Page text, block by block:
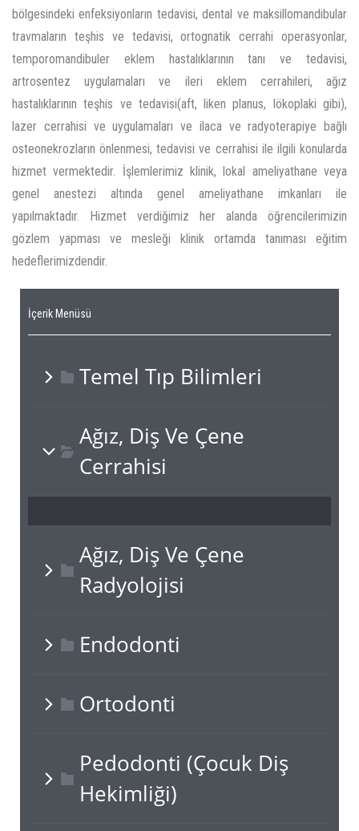
bölgesindeki enfeksiyonların tedavisi, dental ve maksillomandibular
travmaların teşhis ve tedavisi, ortognatik cerrahi operasyonlar,
temporomandibuler eklem hastalıklarının tanı ve tedavisi,
artrosentez uygulamaları ve ileri eklem cerrahileri, ağız
hastalıklarının teşhis ve tedavisi(aft, liken planus, lökoplaki gibi),
lazer cerrahisi ve uygulamaları ve ilaca ve radyoterapiye bağlı
osteonekrozların önlenmesi, tedavisi ve cerrahisi ile ilgili konularda
hizmet vermektedir. İşlemlerimiz klinik, lokal ameliyathane veya
genel anestezi altında genel ameliyathane imkanları ile
yapılmaktadır. Hizmet verdiğimiz her alanda öğrencilerimizin
gözlem yapması ve mesleği klinik ortamda tanıması eğitim
hedeflerimizdendir.
İçerik Menüsü
Temel Tıp Bilimleri
Ağız, Diş Ve Çene
Cerrahisi
Ağız, Diş Ve Çene
Radyolojisi
Endodonti
Ortodonti
Pedodonti (Çocuk Diş
Hekimliği)